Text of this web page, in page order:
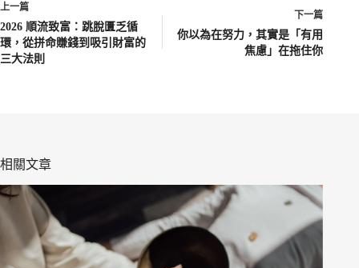
上一篇
2026 順流致富：跳脫匱乏循
環，從拼命賺錢到吸引財富的
三大法則
下一篇
你以為在努力，其實是「有用
焦慮」在拖住你
相關文章